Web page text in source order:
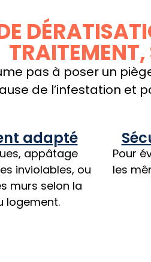
pas à poser un
de l’infestation et
adapté
appâtage
inviolables, ou
murs selon la
logement.
Pour
les